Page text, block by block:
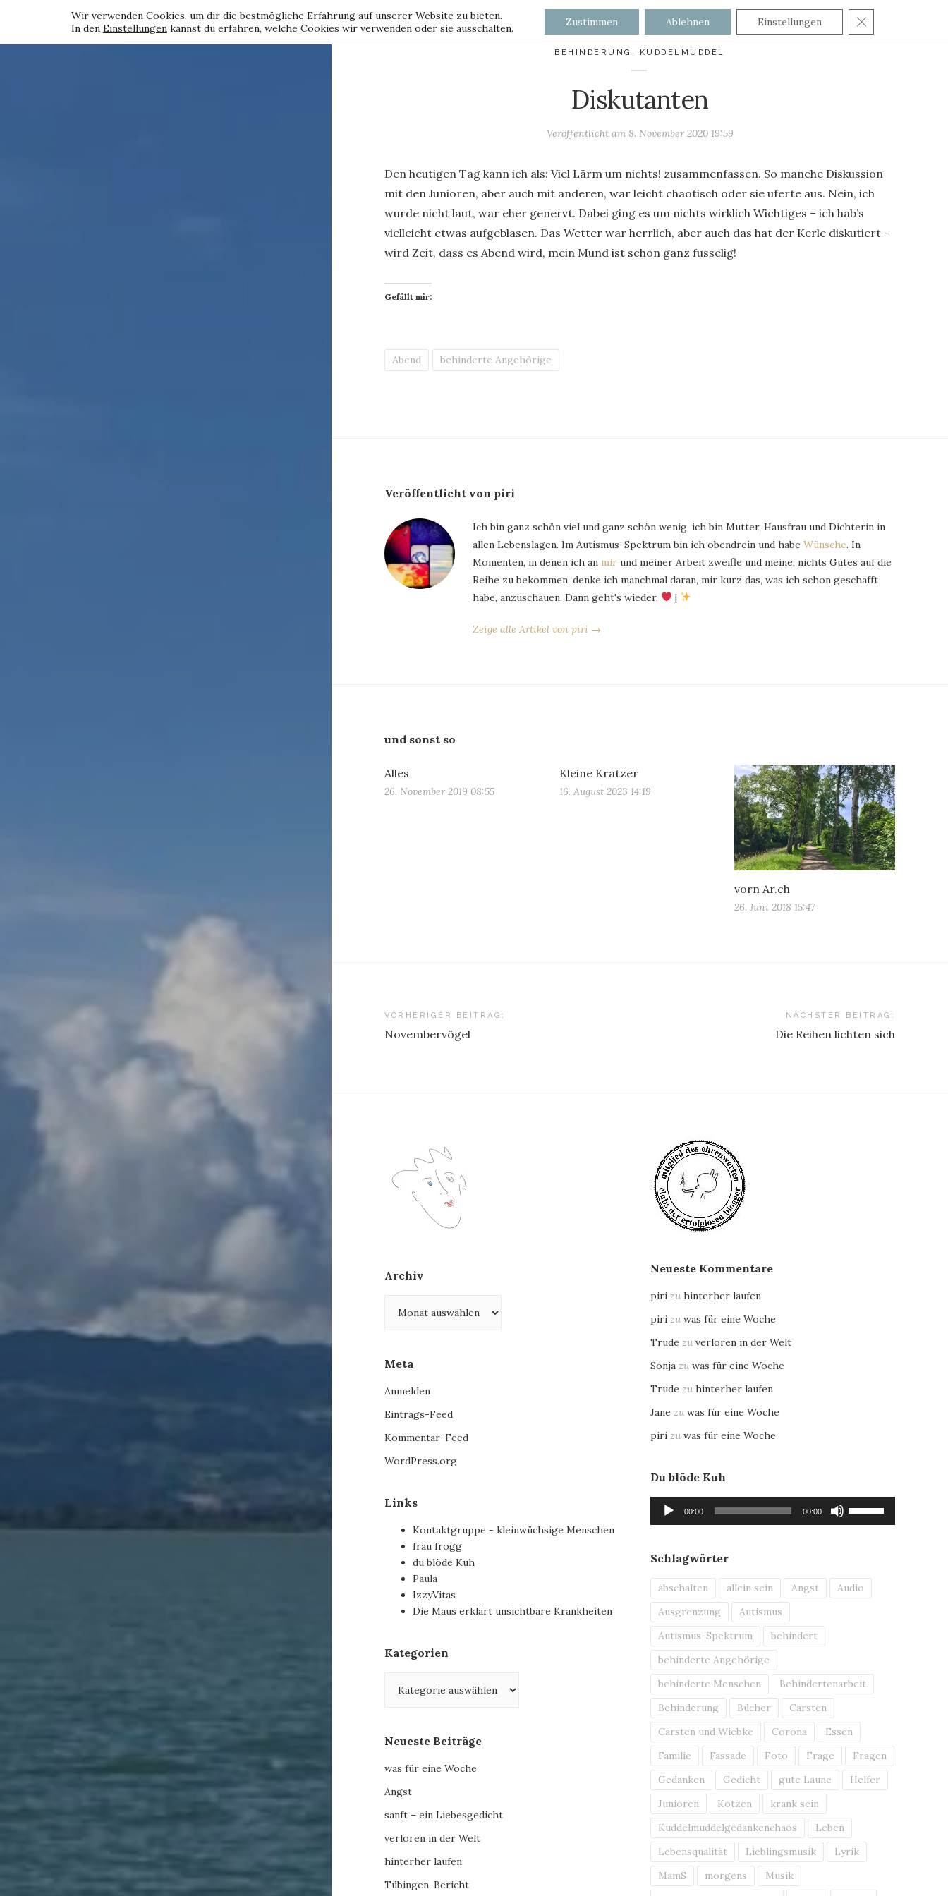
BEHINDERUNG , KUDDELMUDDEL
Diskutanten
Veröffentlicht am 8. November 2020 19:59
Den heutigen Tag kann ich als: Viel Lärm um nichts! zusammenfassen. So manche Diskussion
mit den Junioren, aber auch mit anderen, war leicht chaotisch oder sie uferte aus. Nein, ich
wurde nicht laut, war eher genervt. Dabei ging es um nichts wirklich Wichtiges – ich hab’s
vielleicht etwas aufgeblasen. Das Wetter war herrlich, aber auch das hat der Kerle diskutiert –
wird Zeit, dass es Abend wird, mein Mund ist schon ganz fusselig!
Gefällt mir:
Abend behinderte Angehörige
Veröffentlicht von piri
Ich bin ganz schön viel und ganz schön wenig, ich bin Mutter, Hausfrau und Dichterin in
allen Lebenslagen. Im Autismus-Spektrum bin ich obendrein und habeWünsche. In
Momenten, in denen ich an mir und meiner Arbeit zweifle und meine, nichts Gutes auf die
Reihe zu bekommen, denke ich manchmal daran, mir kurz das, was ich schon geschafft
habe, anzuschauen. Dann geht's wieder.
|
Zeige alle Artikel von piri →
und sonst so
Alles
26. November 2019 08:55
Kleine Kratzer
16. August 2023 14:19
vorn Ar.ch
26. Juni 2018 15:47
Beitragsnavigation
VORHERIGER BEITRAG:
Novembervögel
NÄCHSTER BEITRAG:
Die Reihen lichten sich
Archiv
Meta
Anmelden
Eintrags-Feed
Kommentar-Feed
WordPress.org
Links
Kontaktgruppe - kleinwüchsige Menschen
frau frogg
du blöde Kuh
Paula
IzzyVitas
Die Maus erklärt unsichtbare Krankheiten
Kategorien
Neueste Beiträge
was für eine Woche
Angst
sanft – ein Liebesgedicht
verloren in der Welt
hinterher laufen
Tübingen-Bericht
Neueste Kommentare
piri zuhinterher laufen
piri zuwas für eine Woche
Trude zuverloren in der Welt
Sonja zuwas für eine Woche
Trude zuhinterher laufen
Jane zuwas für eine Woche
piri zuwas für eine Woche
Du blöde Kuh
Audio-
Player
00:00 00:00
Lautstärke
zu
Schlagwörter
abschalten allein sein Angst
Audio
Ausgrenzung
Autismus
Autismus-Spektrum
behindert
behinderte Angehörige
behinderte Menschen
Behindertenarbeit
Behinderung
Bücher
Carsten
Carsten und Wiebke
Corona
Essen
Familie
Fassade Foto Frage
Fragen
Gedanken
Gedicht gute Laune
Helfer
Junioren
Kotzen
krank sein
Kuddelmuddelgedankenchaos
Leben
Lebensqualität
Lieblingsmusik
Lyrik
MamS
morgens
Musik
Wir verwenden Cookies, um dir die bestmögliche Erfahrung auf unserer Website zu bieten.
In den Einstellungenkannst du erfahren, welche Cookies wir verwenden oder sie ausschalten. Zustimmen Ablehnen Einstellungen GDPR